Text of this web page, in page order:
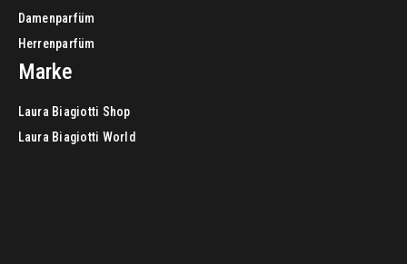
Damenparfüm
Herrenparfüm
Marke
Laura Biagiotti Shop
Laura Biagiotti World